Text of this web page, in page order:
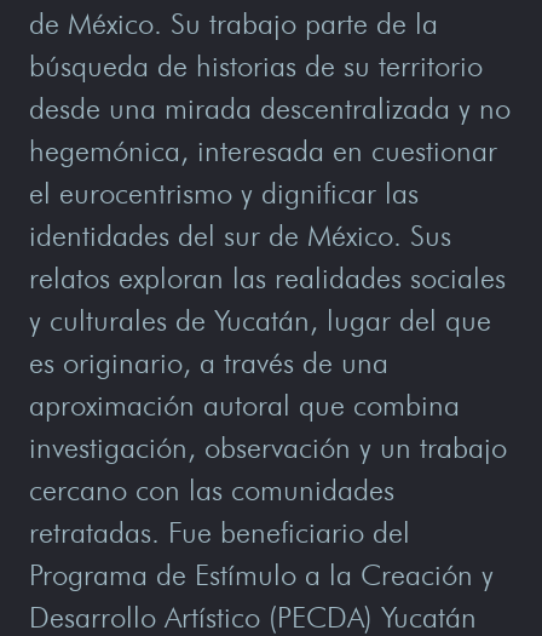
de México. Su trabajo parte de la
búsqueda de historias de su territorio
desde una mirada descentralizada y no
hegemónica, interesada en cuestionar
el eurocentrismo y dignificar las
identidades del sur de México. Sus
relatos exploran las realidades sociales
y culturales de Yucatán, lugar del que
es originario, a través de una
aproximación autoral que combina
investigación, observación y un trabajo
cercano con las comunidades
retratadas. Fue beneficiario del
Programa de Estímulo a la Creación y
Desarrollo Artístico (PECDA) Yucatán